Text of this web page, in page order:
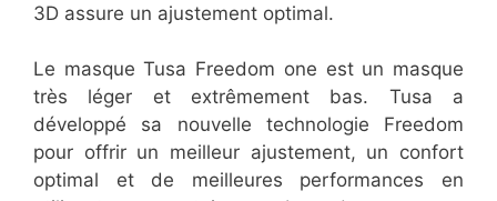
3D assure un ajustement optimal.
Le masque Tusa Freedom one est un masque
très léger et extrêmement bas. Tusa a
développé sa nouvelle technologie Freedom
pour offrir un meilleur ajustement, un confort
optimal et de meilleures performances en